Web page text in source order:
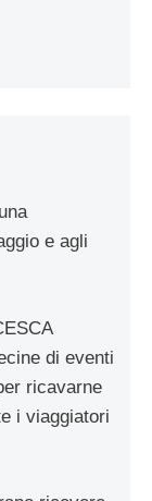
e agli
di eventi
ricavarne
i viaggiatori